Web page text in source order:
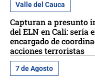
Valle del Cauca
Capturan a presunto
del ELN en Cali: sería
encargado de
acciones terroristas
7 de Agosto